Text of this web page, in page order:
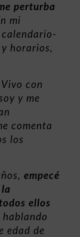
perturba
mi
horarios,
con
y me
comenta
los
empecé
ellos
hablando
edad de